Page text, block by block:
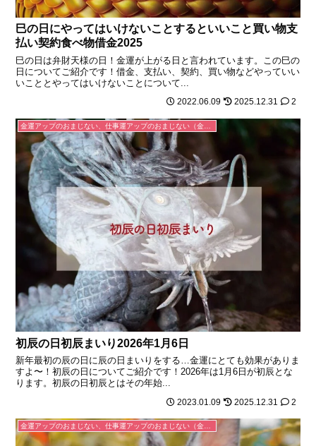
巳の日にやってはいけないことするといいこと買い物支
払い契約食べ物借金2025
巳の日は弁財天様の日！金運が上がる日と言われています。この巳の
日についてご紹介です！借金、支払い、契約、買い物などやっていい
いこととやってはいけないことについて...
2022.06.09 2025.12.31 2
金運アップのおまじない、仕事運アップのおまじない（金運が上がる、お金を引き寄せる、仕事がうまくいく）
初辰の日初辰まいり2026年1月6日
新年最初の辰の日に辰の日まいりをする…金運にとても効果がありま
すよ〜！初辰の日についてご紹介です！2026年は1月6日が初辰とな
ります。初辰の日初辰とはその年始...
2023.01.09 2025.12.31 2
金運アップのおまじない、仕事運アップのおまじない（金運が上がる、お金を引き寄せる、仕事がうまくいく）